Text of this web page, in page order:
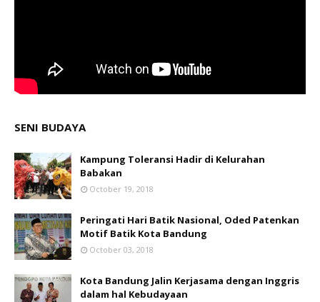
SENI BUDAYA
Kampung Toleransi Hadir di Kelurahan
Babakan
October 19, 2018
Peringati Hari Batik Nasional, Oded Patenkan
Motif Batik Kota Bandung
October 03, 2018
Kota Bandung Jalin Kerjasama dengan Inggris
dalam hal Kebudayaan